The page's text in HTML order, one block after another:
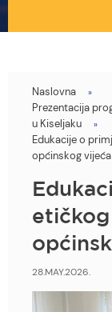
You
are
here
Naslovna
Prezentacija
u Kiseljaku
Edukacije o
općinskog vijeća
28.MAY.2026.